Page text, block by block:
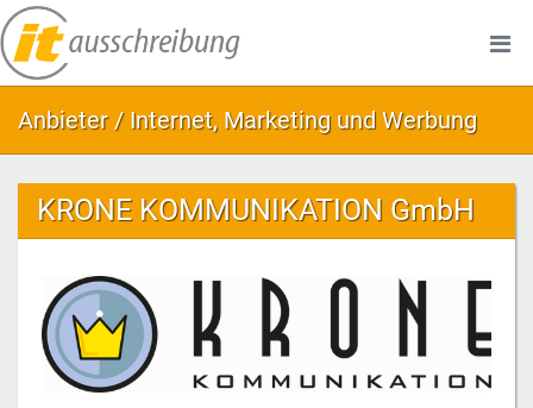
Anbieter / Internet, Marketing und Werbung
KRONE KOMMUNIKATION GmbH